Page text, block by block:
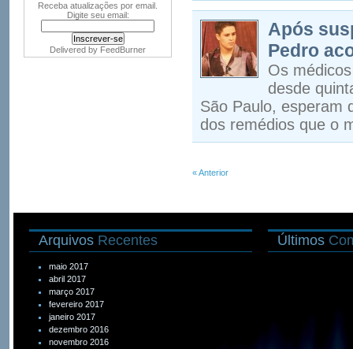
Receba atualizações por email.
Digite seu email:
Delivered by FeedBurner
Após
Pedro
Os
desde
São Paulo, esperam
dos remédios que o
« Anterior
Arquivos Recentes
maio 2017
abril 2017
março 2017
fevereiro 2017
janeiro 2017
dezembro 2016
novembro 2016
Últimos